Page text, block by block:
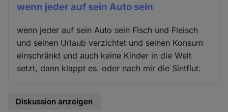
wenn jeder auf sein Auto sein
wenn jeder auf sein Auto sein Fisch und Fleisch
und seinen Urlaub verzichtet und seinen Konsum
einschränkt und auch keine Kinder in die Welt
setzt, dann klappt es. oder nach mir die Sintflut.
Diskussion anzeigen